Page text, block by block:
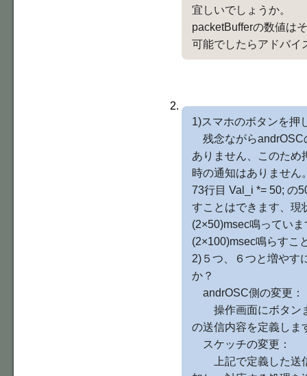
宜しいでしょうか。
packetBufferの数値は
可能でしたらアドバイ
1)スマホのボタンを押
残念ながらandrOSC
ありません、このため
時の通知はありません
73行目 Val_i *= 50; の
すことはできます、現
(2×50)msec鳴ってい
(2×100)msec鳴らすこ
2)５つ、６つと増やす
か？
andrOSC側の変更：
操作画面にボタン
の送信内容を定義しま
スケッチの変更：
上記で定義した送